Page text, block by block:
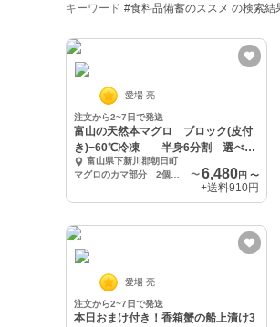
キーワード #食料品備蓄のススメ の検索結
愛場 亮
注文から2~7日で発送
富山の天然本マグロ ブロック(皮付
き)−60℃冷凍 半身6分割 選べる
部位富山県下新川郡朝日町
〜 6,480円 〜
+送料910円
愛場 亮
注文から2~7日で発送
本日おまけ付き！香箱蟹の船上漬け3